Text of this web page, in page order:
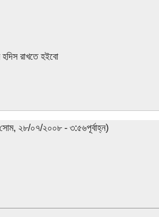
রাখতে হইবো
২৮/০৭/২০০৮ - ৩:৫৬পূর্বাহ্ন)